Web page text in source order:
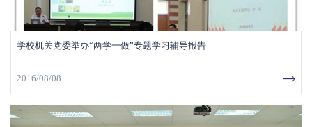
学校机关党委举办“两学一做”专题学习辅导报告
2016/08/08